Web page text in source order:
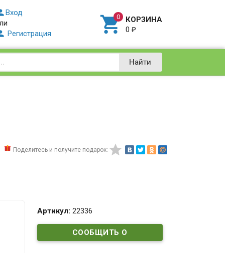
Вход
Регистрация  КОРЗИНА
0₽
Найти
Поделитесь и получите подарок: 
Артикул: 22336
СООБЩИТЬ О